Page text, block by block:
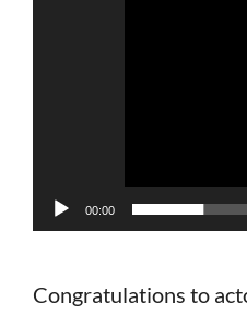
00:00
Congratulations to